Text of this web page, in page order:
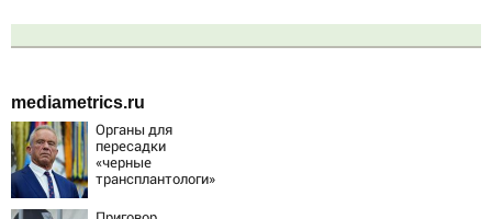
mediametrics.ru
Органы для
пересадки
«черные
трансплантологи»
живых пациентов